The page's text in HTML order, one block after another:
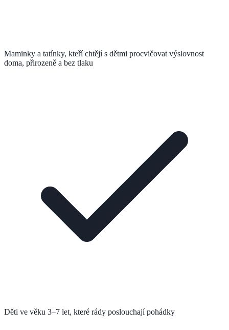
Maminky a tatínky, kteří chtějí s dětmi procvičovat výslovnost
doma, přirozeně a bez tlaku
Děti ve věku 3–7 let, které rády poslouchají pohádky